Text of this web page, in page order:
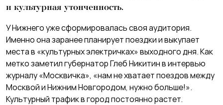
и культурная утонченность.
У Нижнего уже сформировалась своя аудитория.
Именно она заранее планирует поездки и выкупает
места в «культурных электричках» выходного дня. Как
метко заметил губернатор Глеб Никитин в интервью
журналу «Москвичка», «нам не хватает поездов между
Москвой и Нижним Новгородом, нужно больше!».
Культурный трафик в город постоянно растет.